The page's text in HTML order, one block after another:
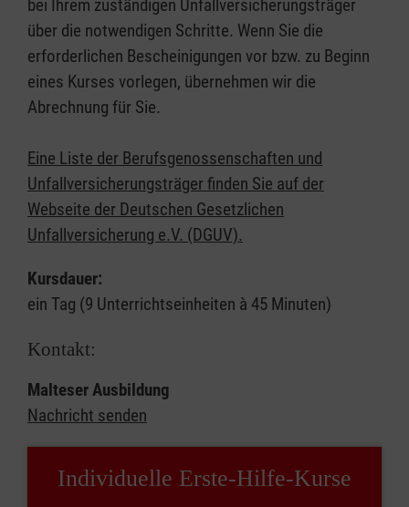
bei Ihrem zuständigen Unfallversicherungsträger
über die notwendigen Schritte. Wenn Sie die
erforderlichen Bescheinigungen vor bzw. zu Beginn
eines Kurses vorlegen, übernehmen wir die
Abrechnung für Sie.
Eine Liste der Berufsgenossenschaften und
Unfallversicherungsträger finden Sie auf der
Webseite der Deutschen Gesetzlichen
Unfallversicherung e.V. (DGUV).
Kursdauer:
ein Tag (9 Unterrichtseinheiten à 45 Minuten)
Kontakt:
Malteser Ausbildung
Nachricht senden
Individuelle Erste-Hilfe-Kurse